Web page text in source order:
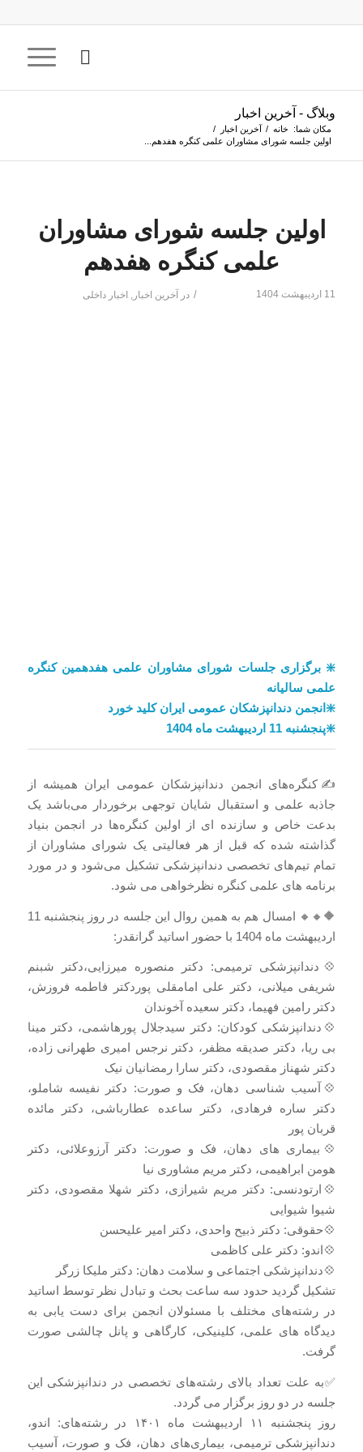
وبلاگ - آخرین اخبار
مکان شما: خانه / آخرین اخبار
/
اولین جلسه شورای مشاوران علمی کنگره هفدهم...
اولین جلسه شورای مشاوران
علمی کنگره هفدهم
11 اردیبهشت 1404 / در آخرین اخبار , اخبار داخلی
❇️ برگزاری جلسات شورای مشاوران علمی هفدهمین کنگره
علمی سالیانه
❇️انجمن دندانپزشکان عمومی ایران کلید خورد
❇️پنجشنبه 11 اردیبهشت ماه 1404
✍️کنگره‌های انجمن دندانپزشکان عمومی ایران همیشه از
جاذبه علمی و استقبال شایان توجهی برخوردار می‌باشد یک
بدعت خاص و سازنده ای از اولین کنگره‌ها در انجمن بنیاد
گذاشته شده که قبل از هر فعالیتی یک شورای مشاوران از
تمام تیم‌های تخصصی دندانپزشکی تشکیل می‌شود و در مورد
برنامه های علمی کنگره نظرخواهی می شود.
🔶🔸🔸 امسال هم به همین روال این جلسه در روز پنجشنبه 11
اردیبهشت ماه 1404 با حضور اساتید گرانقدر:
💠دندانپزشکی ترمیمی: دکتر منصوره میرزایی،دکتر شبنم
شریفی میلانی، دکتر علی امامقلی پوردکتر فاطمه فروزش،
دکتر رامین فهیما، دکتر سعیده آخوندان
💠دندانپزشکی کودکان: دکتر سیدجلال پورهاشمی، دکتر مینا
بی ریا، دکتر صدیقه مظفر، دکتر نرجس امیری طهرانی زاده،
دکتر شهناز مقصودی، دکتر سارا رمضانیان نیک
💠آسیب شناسی دهان، فک و صورت: دکتر نفیسه شاملو،
دکتر ساره فرهادی، دکتر ساعده عطارباشی، دکتر مائده
قربان پور
💠بیماری های دهان، فک و صورت: دکتر آرزوعلائی، دکتر
هومن ابراهیمی، دکتر مریم مشاوری نیا
💠ارتودنسی: دکتر مریم شیرازی، دکتر شهلا مقصودی، دکتر
شیوا شیوایی
💠حقوقی: دکتر ذبیح واحدی، دکتر امیر علیحسن
💠اندو: دکتر علی کاظمی
💠دندانپزشکی اجتماعی و سلامت دهان: دکتر ملیکا زرگر
تشکیل گردید حدود سه ساعت بحث و تبادل نظر توسط اساتید
در رشته‌های مختلف با مسئولان انجمن برای دست یابی به
دیدگاه های علمی، کلینیکی، کارگاهی و پانل چالشی صورت
گرفت.
✅به علت تعداد بالای رشته‌های تخصصی در دندانپزشکی این
جلسه در دو روز برگزار می گردد.
روز پنجشنبه ۱۱ اردیبهشت ماه ۱۴۰۱ در رشته‌های: اندو،
دندانپزشکی ترمیمی، بیماری‌های دهان، فک و صورت، آسیب